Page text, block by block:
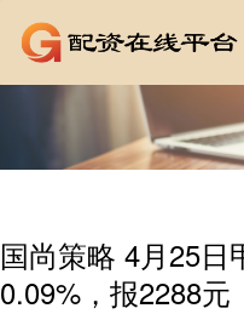
国尚策略 4月25日
0.09%，报2288元